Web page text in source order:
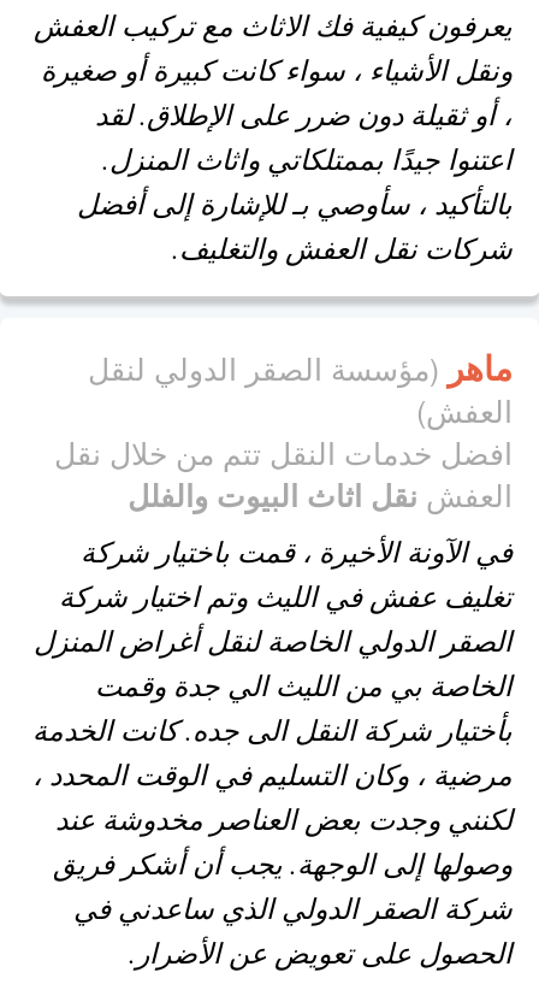
يعرفون كيفية فك الاثاث مع تركيب العفش
ونقل الأشياء ، سواء كانت كبيرة أو صغيرة
، أو ثقيلة دون ضرر على الإطلاق. لقد
اعتنوا جيدًا بممتلكاتي واثاث المنزل.
بالتأكيد ، سأوصي بـ للإشارة إلى أفضل
شركات نقل العفش والتغليف.
ماهر (مؤسسة الصقر الدولي لنقل
العفش)
افضل خدمات النقل تتم من خلال نقل
العفشنقل اثاث البيوت والفلل
في الآونة الأخيرة ، قمت باختيار شركة
تغليف عفش في الليث وتم اختيار شركة
الصقر الدولي الخاصة لنقل أغراض المنزل
الخاصة بي من الليث الي جدة وقمت
بأختيار شركة النقل الى جده. كانت الخدمة
مرضية ، وكان التسليم في الوقت المحدد ،
لكنني وجدت بعض العناصر مخدوشة عند
وصولها إلى الوجهة. يجب أن أشكر فريق
شركة الصقر الدولي الذي ساعدني في
الحصول على تعويض عن الأضرار.